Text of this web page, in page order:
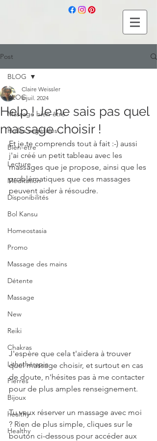
Post
BLOG
Massage bien-être
Huiles végétales
Bien-être
Lecture
Méditation
Disponibilités
Bol Kansu
Homeostasia
Promo
Massage des mains
Détente
Massage
New
Reiki
Chakras
Lithothérapie
Pierres
Bijoux
healthy
Healthy
BLOG
Help ! Je ne sais pas quel
massage choisir !
Claire Weissler
8 juil. 2024
Et je te comprends tout à fait :-) aussi
j'ai créé un petit tableau avec les
massages que je propose, ainsi que les
problématiques que ces massages
peuvent aider à résoudre.
J'espère que cela t'aidera à trouver
quel massage choisir, et surtout en cas
de doute, n'hésites pas à me contacter
pour de plus amples renseignement.
Tu veux réserver un massage avec moi
? Rien de plus simple, cliques sur le
bouton ci-dessous pour accéder aux